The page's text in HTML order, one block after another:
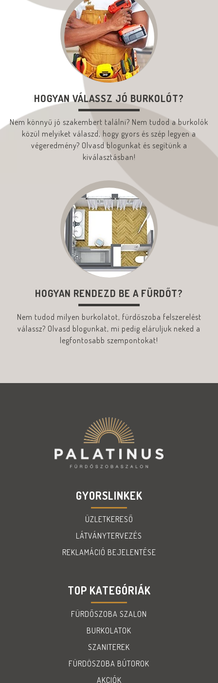
HOGYAN VÁLASSZ JÓ BURKOLÓT?
Nem könnyű jó szakembert találni? Nem tudod a burkolók
közül melyiket válaszd, hogy gyors és szép legyen a
végeredmény? Olvasd blogunkat és segítünk a
kiválasztásban!
HOGYAN RENDEZD BE A FÜRDŐT?
Nem tudod milyen burkolatot, fürdőszoba felszerelést
válassz? Olvasd blogunkat, mi pedig eláruljuk neked a
legfontosabb szempontokat!
GYORSLINKEK
ÜZLETKERESŐ
LÁTVÁNYTERVEZÉS
REKLAMÁCIÓ BEJELENTÉSE
TOP KATEGÓRIÁK
FÜRDŐSZOBA SZALON
BURKOLATOK
SZANITEREK
FÜRDÖSZOBA BÚTOROK
AKCIÓK